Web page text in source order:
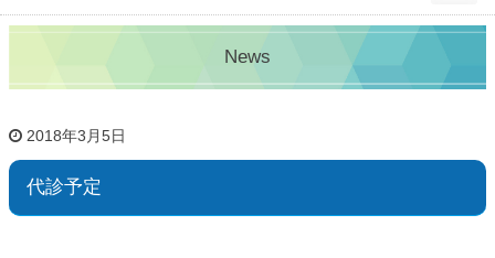
News
2018年3月5日
代診予定